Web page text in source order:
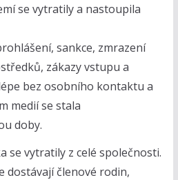
se vytratily a nastoupila
sankce, zmrazení
zákazy vstupu a
bez osobního kontaktu a
medií se stala
doby.
se vytratily z celé společnosti.
dostávají členové rodin,